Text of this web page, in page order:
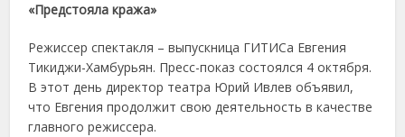
«Предстояла кража»
Режиссер спектакля – выпускница ГИТИСа Евгения
Тикиджи-Хамбурьян. Пресс-показ состоялся 4 октября.
В этот день директор театра Юрий Ивлев объявил,
что Евгения продолжит свою деятельность в качестве
главного режиссера.